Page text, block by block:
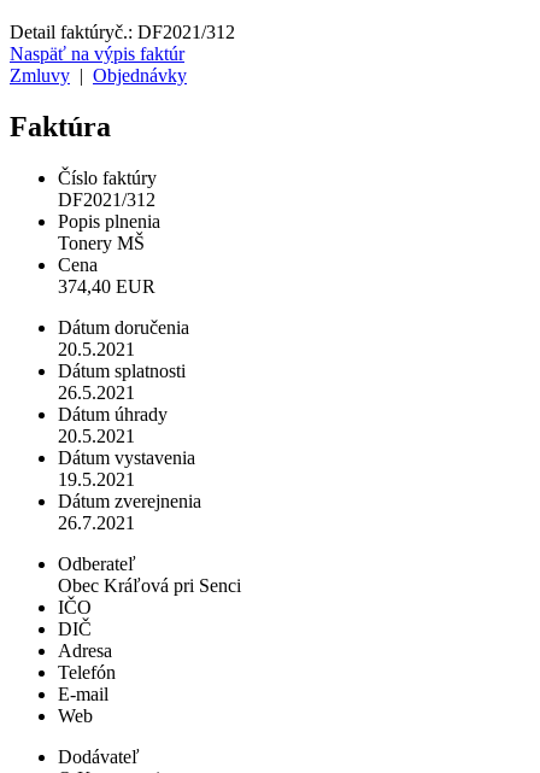
Detail faktúryč.: DF2021/312
Naspäť na výpis faktúr
Zmluvy
Objednávky
Faktúra
Číslo faktúry
DF2021/312
Popis plnenia
Tonery MŠ
Cena
374,40 EUR
Dátum doručenia
20.5.2021
Dátum splatnosti
26.5.2021
Dátum úhrady
20.5.2021
Dátum vystavenia
19.5.2021
Dátum zverejnenia
26.7.2021
Odberateľ
Obec Kráľová pri Senci
IČO
DIČ
Adresa
Telefón
E-mail
Web
Dodávateľ